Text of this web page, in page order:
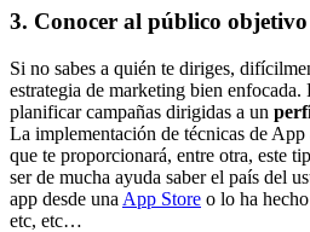
3. Conocer al público objetivo
Si no sabes a quién te diriges,
estrategia de marketing bien enfocada.
planificar campañas dirigidas a un
La implementación de técnicas de App
que te proporcionará, entre otra, este
ser de mucha ayuda saber el país del
app desde una App Store o lo ha
etc, etc…